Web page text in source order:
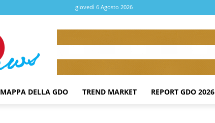
giovedì 6 Agosto 2026
MAPPA DELLA GDO TREND MARKET REPORT GDO 2026